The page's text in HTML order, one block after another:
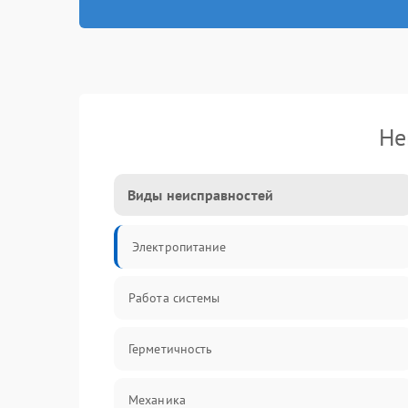
Виды неисправностей
Электропитание
Работа системы
Герметичность
Механика